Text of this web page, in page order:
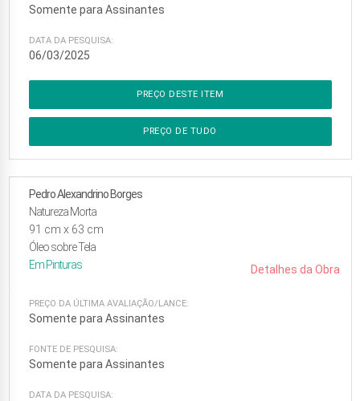
Somente para Assinantes
DATA DA PESQUISA:
06/03/2025
PREÇO DESTE ITEM
PREÇO DE TUDO
Pedro Alexandrino Borges
Natureza Morta
91 cm x 63 cm
Óleo sobre Tela
Em Pinturas Detalhes da Obra
PREÇO DA ÚLTIMA AVALIAÇÃO/LANCE:
Somente para Assinantes
FONTE DE PESQUISA:
Somente para Assinantes
DATA DA PESQUISA: